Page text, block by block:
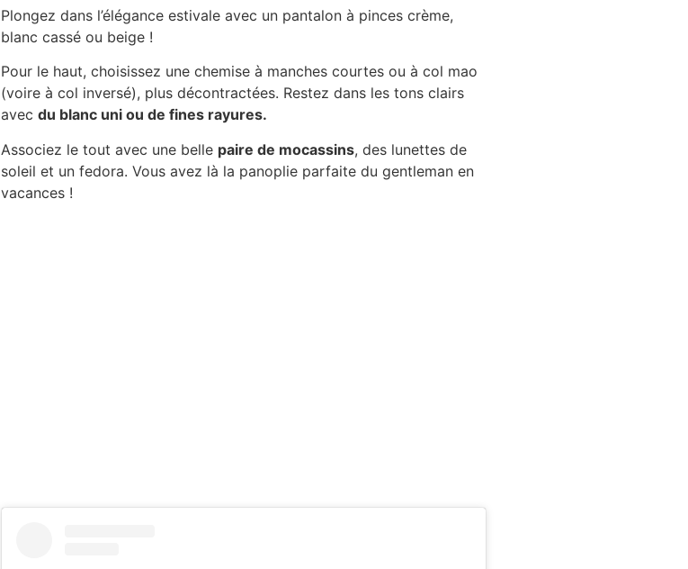
Plongez dans l’élégance estivale avec un pantalon à pinces crème,
blanc cassé ou beige !
Pour le haut, choisissez une chemise à manches courtes ou à col mao
(voire à col inversé), plus décontractées. Restez dans les tons clairs
avec du blanc uni ou de fines rayures.
Associez le tout avec une belle paire de mocassins, des lunettes de
soleil et un fedora. Vous avez là la panoplie parfaite du gentleman en
vacances !